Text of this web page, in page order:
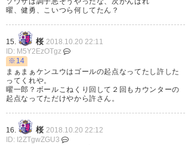
https://t.co/UZAQbMfDsb
— 逢坂唯@Fred (ktaiga_taigak)
2018, 10月 20
しかしまぁ。。。内容はまさに
曜、健勇、こいつら何してたん？
15. 桜 2018.10.20 22:11
ID: M5Y2EzOTgz
※14
まぁまぁケンユウはゴールの起点なってたし許した
ってくれや。
曜一郎？ボールこねくり回して２回もカウンターの
起点なってただけやから許さん。
16. 桜 2018.10.20 22:12
ID: I2ZTgwZGU3